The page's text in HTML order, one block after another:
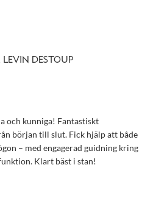
LEVIN DESTOUP
och kunniga! Fantastiskt
början till slut. Fick hjälp att både
– med engagerad guidning kring
Klart bäst i stan!